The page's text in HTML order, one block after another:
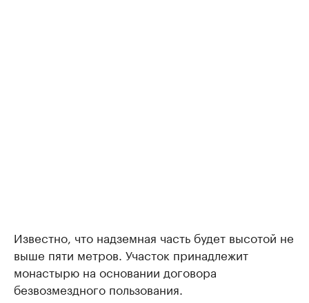
Известно, что надземная часть будет высотой не
выше пяти метров. Участок принадлежит
монастырю на основании договора
безвозмездного пользования.